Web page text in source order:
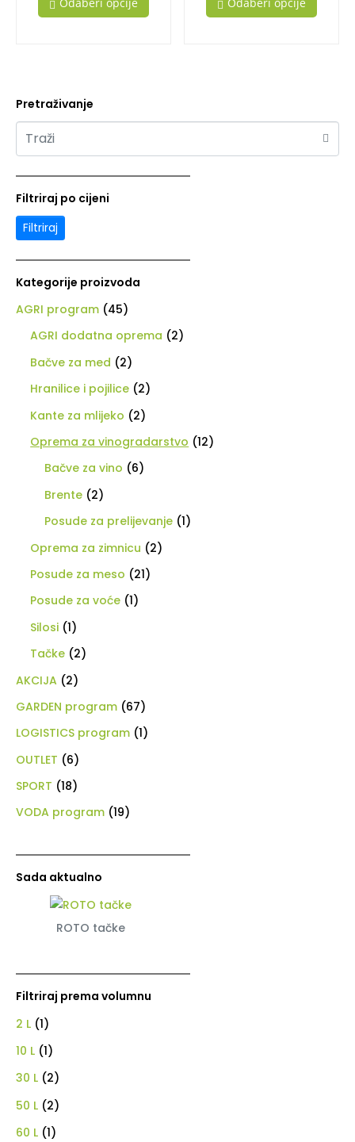
Pretraživanje
Filtriraj po cijeni
Filtriraj
Kategorije proizvoda
AGRI program (45)
AGRI dodatna oprema (2)
Bačve za med (2)
Hranilice i pojilice (2)
Kante za mlijeko (2)
Oprema za vinogradarstvo (12)
Bačve za vino (6)
Brente (2)
Posude za prelijevanje (1)
Oprema za zimnicu (2)
Posude za meso (21)
Posude za voće (1)
Silosi (1)
Tačke (2)
AKCIJA (2)
GARDEN program (67)
LOGISTICS program (1)
OUTLET (6)
SPORT (18)
VODA program (19)
Sada aktualno
ROTO tačke
Filtriraj prema volumnu
2 L (1)
10 L (1)
30 L (2)
50 L (2)
60 L (1)